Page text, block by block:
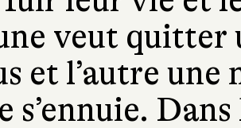
veut quitter
et l’autre
s’ennuie.